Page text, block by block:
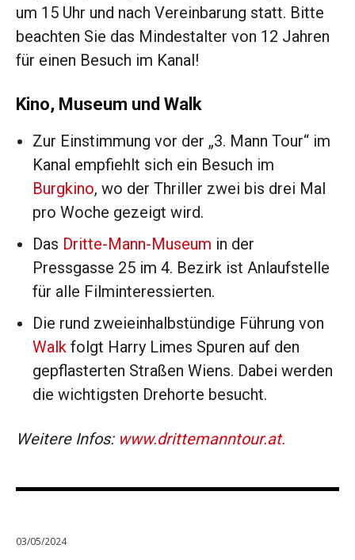
um 15 Uhr und nach Vereinbarung statt. Bitte
beachten Sie das Mindestalter von 12 Jahren
für einen Besuch im Kanal!
Kino, Museum und Walk
Zur Einstimmung vor der „3. Mann Tour“ im
Kanal empfiehlt sich ein Besuch im
Burgkino, wo der Thriller zwei bis drei Mal
pro Woche gezeigt wird.
Das Dritte-Mann-Museum in der
Pressgasse 25 im 4. Bezirk ist Anlaufstelle
für alle Filminteressierten.
Die rund zweieinhalbstündige Führung von
Walk folgt Harry Limes Spuren auf den
gepflasterten Straßen Wiens. Dabei werden
die wichtigsten Drehorte besucht.
Weitere Infos: www.drittemanntour.at.
03/05/2024